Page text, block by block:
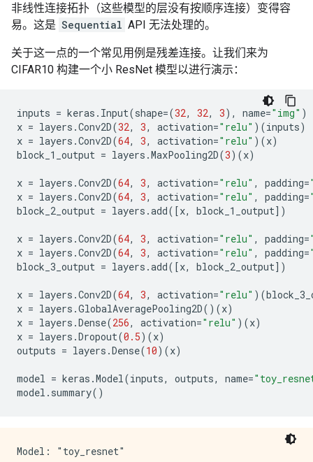
非线性连接拓扑（这些模型的层没有按顺序连接）变得容
易。这是 Sequential API 无法处理的。
关于这一点的一个常见用例是残差连接。让我们来为
CIFAR10 构建一个小 ResNet 模型以进行演示：
inputs = keras . Input(shape=(32, 32, 3), name="img" )
x = layers .Conv2D(32, 3, activation="relu" )(inputs)
x = layers .Conv2D(64, 3, activation="relu" )(x)
block_1_output = layers .MaxPooling2D(3)(x)
x = layers .Conv2D(64, 3, activation="relu" , padding=
x = layers .Conv2D(64, 3, activation="relu" , padding=
block_2_output = layers .add([x, block_1_output])
x = layers .Conv2D(64, 3, activation="relu" , padding=
x = layers .Conv2D(64, 3, activation="relu" , padding=
block_3_output = layers .add([x, block_2_output])
x = layers .Conv2D(64, 3, activation="relu" )(
x = layers .GlobalAveragePooling2D()(x)
x = layers .Dense(256, activation="relu" )(x)
x = layers .Dropout(0.5)(x)
outputs = layers .Dense(10)(x)
model = keras .Model (inputs, outputs, name=
model . summary()
Model: "toy_resnet"